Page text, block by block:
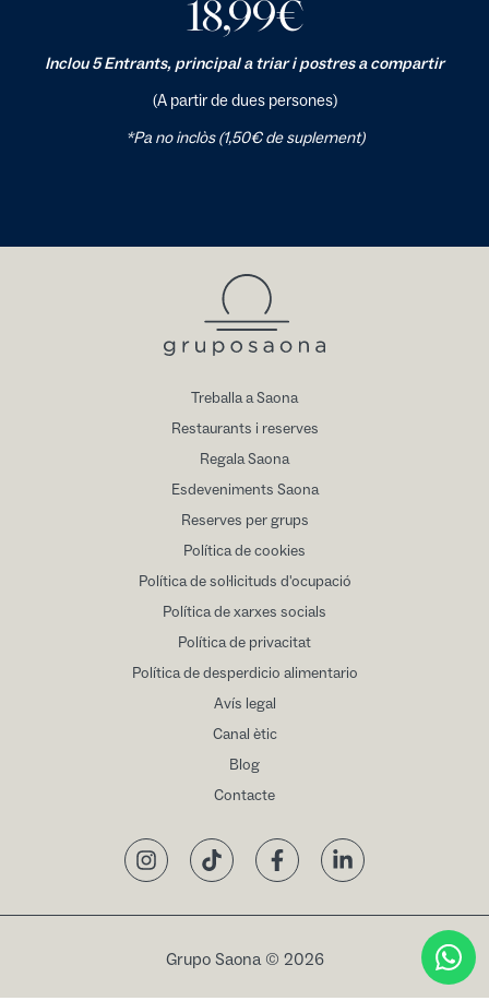
18,99€
Inclou 5 Entrants, principal a triar i postres a compartir
(A partir de dues persones)
*Pa no inclòs (1,50€ de suplement)
Treballa a Saona
Restaurants i reserves
Regala Saona
Esdeveniments Saona
Reserves per grups
Política de cookies
Política de sol·licituds d'ocupació
Política de xarxes socials
Política de privacitat
Política de desperdicio alimentario
Avís legal
Canal ètic
Blog
Contacte
InstagramTikTok FacebookLinkedIn
Grupo Saona © 2026